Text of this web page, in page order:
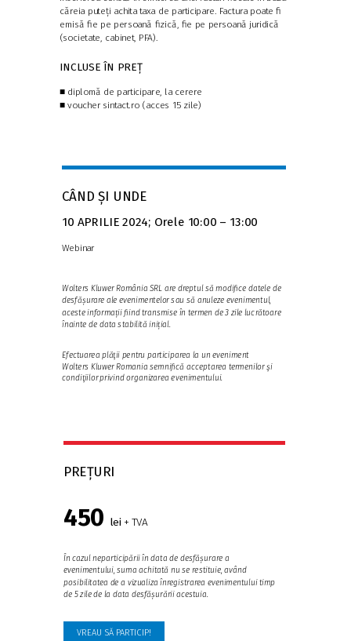
CÂND ȘI UNDE
10 APRILIE 2024; Orele 10:00 – 13:00
Webinar
Wolters Kluwer România SRL are dreptul să modifice datele de
desfășurare ale evenimentelor sau să anuleze evenimentul,
aceste informații fiind transmise în termen de 3 zile lucrătoare
înainte de data stabilită inițial.
Efectuarea plăţii pentru participarea la un eveniment
Wolters Kluwer Romania semnifică acceptarea termenilor şi
condiţiilor privind organizarea evenimentului.
În cazul neparticipării în data de desfășurare a
evenimentului, suma achitată nu se restituie, având
posibilitatea de a vizualiza înregistrarea evenimentului timp
de 5 zile de la data desfășurării acestuia.
PREȚURI
450 lei + TVA
VREAU SĂ PARTICIP!
INCLUSE ÎN PREȚ
■diplomă de participare, la cerere
■voucher sintact.ro (acces 15 zile)
căreia puteți achita taxa de participare. Factura poate fi
emisă fie pe persoană fizică, fie pe persoană juridică
(societate, cabinet, PFA).